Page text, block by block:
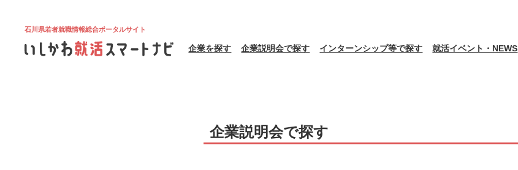
石川県若者就職情報総合ポータルサイト
企業を探す 企業説明会で探す インターンシップ等で探す 就活イベント・NEWS
企業説明会で探す